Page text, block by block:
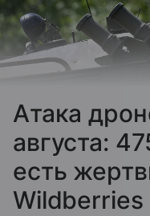
Атака
августа:
есть
Wildberries